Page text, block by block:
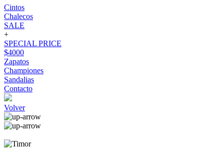
Cintos
Chalecos
SALE
+
SPECIAL PRICE
$4000
Zapatos
Championes
Sandalias
Contacto
Volver